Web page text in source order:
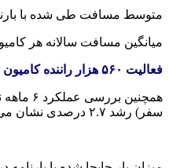
متوسط مسافت طی شده با بارنامه در هر سفر از ۵۰۰ کیلومتر به ۴۸۴
میانگین مسافت سالانه هر
فعالیت ۵۶۰ هزار راننده کامیون
همچنین بررسی عملکرد ۶ ماهه نخست ۱۴۰۴ نیز نیان می‌دهد که در نیمه نخست سال ۱۴۰۴، ۱۸.۶ میلیون سفر
سفر) رشد ۲.۷ درصدی نشان می‌دهد.